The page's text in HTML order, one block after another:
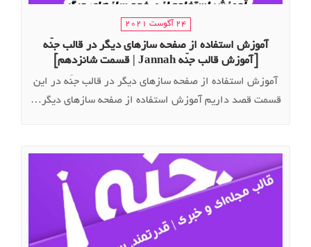
24 آگوست 2021
آموزش استفاده از صفحه سازهای دیگر در قالب جنّه
[آموزش قالب جنّه Jannah | قسمت شانزدهم]
آموزش استفاده از صفحه سازهای دیگر در قالب جنّه در این
قسمت قصد داریم آموزش استفاده از صفحه سازهای دیگر…